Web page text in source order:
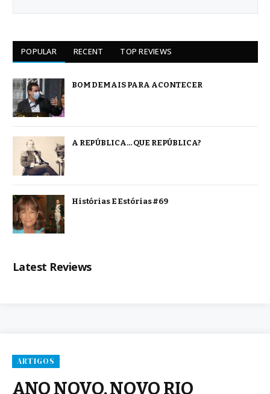
POPULAR RECENT TOP REVIEWS
BOM DEMAIS PARA ACONTECER
A REPÚBLICA… QUE REPÚBLICA?
Histórias E Estórias #69
Latest Reviews
ARTIGOS
ANO NOVO, NOVO RIO